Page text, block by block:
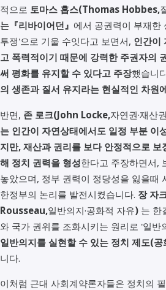
적으로 토마스 홉스(Thomas Hobbes,
는『리바이어던』 에서 공권력이 부재한
투쟁'으로 기울 수잇다고 보면서, 인간이
고 폭력적이기 때문에 강력한 주권자의
써 평화를 유지할 수 있다고 주장했습니
의 생존과 질서 유지라는 현실적인 차원
반면, 존 로크(John Locke,자연권·재산
는 인간이 자연상태에서도 일정 부분 이
지만, 재산과 권리를 보다 안정적으로
해 정치 권력을 형성한다고 주장하면서,
놓았으며, 정부 권력이 정당성을 잃을때
한정부의 논리를 발전시켰습니다. 장 자
Rousseau,일반의지·공화적 자유) 는 한
와 국가 권위를 조화시키는 원리로 '일반
일반의지를 실현할 수 있는 정치 제도(
니다.
이처럼 근대 사회계약론자들은 정치의